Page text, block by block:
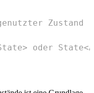
Zustand
oder